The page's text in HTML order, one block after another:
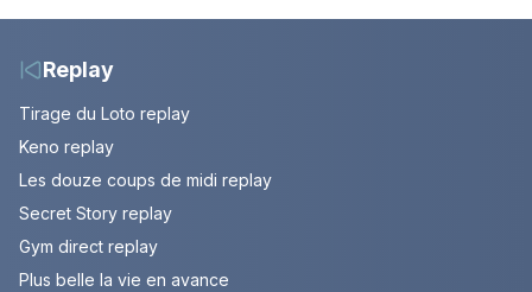
Nice
Replay
Tirage du Loto replay
Keno replay
Les douze coups de midi replay
Secret Story replay
Gym direct replay
Plus belle la vie en avance